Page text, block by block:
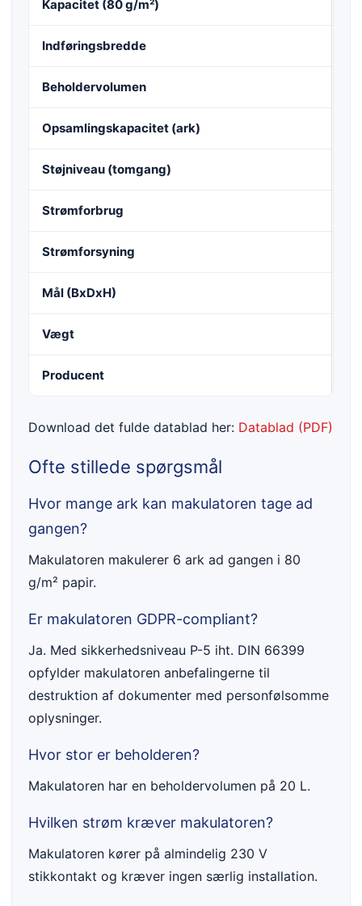
Kapacitet (80 g/m²)
Indføringsbredde
Beholdervolumen
Opsamlingskapacitet (ark)
Støjniveau (tomgang)
Strømforbrug
Strømforsyning
Mål (BxDxH)
Vægt
Producent
Download det fulde datablad her: Datablad (PDF)
Ofte stillede spørgsmål
Hvor mange ark kan makulatoren tage ad
gangen?
Makulatoren makulerer 6 ark ad gangen i 80
g/m² papir.
Er makulatoren GDPR-compliant?
Ja. Med sikkerhedsniveau P-5 iht. DIN 66399
opfylder makulatoren anbefalingerne til
destruktion af dokumenter med personfølsomme
oplysninger.
Hvor stor er beholderen?
Makulatoren har en beholdervolumen på 20 L.
Hvilken strøm kræver makulatoren?
Makulatoren kører på almindelig 230 V
stikkontakt og kræver ingen særlig installation.